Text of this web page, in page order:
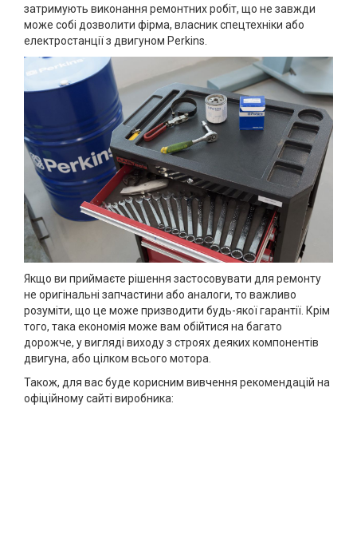
затримують виконання ремонтних робіт, що не завжди
може собі дозволити фірма, власник спецтехніки або
електростанції з двигуном Perkins.
Якщо ви приймаєте рішення застосовувати для ремонту
не оригінальні запчастини або аналоги, то важливо
розуміти, що це може призводити будь-якої гарантії. Крім
того, така економія може вам обійтися на багато
дорожче, у вигляді виходу з строях деяких компонентів
двигуна, або цілком всього мотора.
Також, для вас буде корисним вивчення рекомендацій на
офіційному сайті виробника: